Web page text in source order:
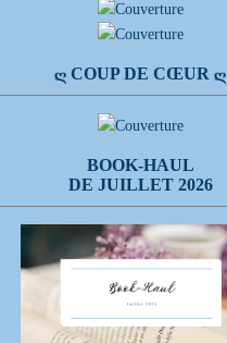
Ღ COUP DE CŒUR Ღ
BOOK-HAUL
DE JUILLET 2026